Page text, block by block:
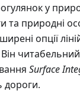
у
та природні
опції
Він
Surface
дороги.